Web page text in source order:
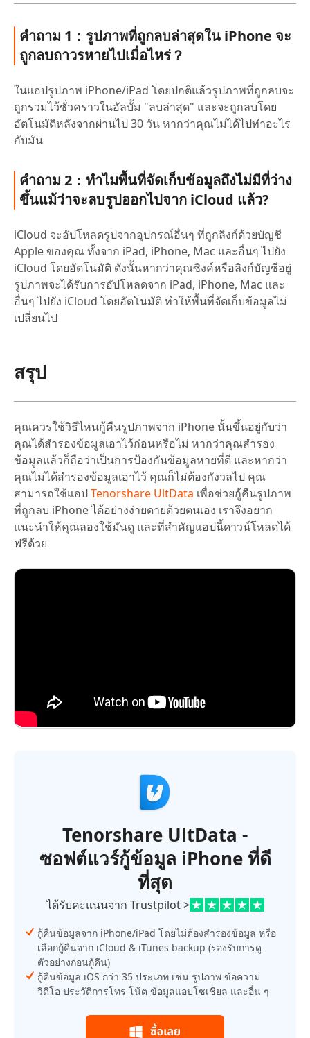
คำถาม 1：รูปภาพที่ถูกลบล่าสุดใน iPhone จะ
ถูกลบถาวรหายไปเมื่อไหร่？
ในแอปรูปภาพ iPhone/iPad โดยปกติแล้วรูปภาพที่ถูกลบจะ
ถูกรวมไว้ชั่วคราวในอัลบั้ม "ลบล่าสุด" และจะถูกลบโดย
อัตโนมัติหลังจากผ่านไป 30 วัน หากว่าคุณไม่ได้ไปทำอะไร
กับมัน
คำถาม 2：ทำไมพื้นที่จัดเก็บข้อมูลถึงไม่มีที่ว่าง
ขึ้นแม้ว่าจะลบรูปออกไปจาก iCloud แล้ว?
iCloud จะอัปโหลดรูปจากอุปกรณ์อื่นๆ ที่ถูกลิงก์ด้วยบัญชี
Apple ของคุณ ทั้งจาก iPad, iPhone, Mac และอื่นๆ ไปยัง
iCloud โดยอัตโนมัติ ดังนั้นหากว่าคุณซิงค์หรือลิงก์บัญชีอยู่
รูปภาพจะได้รับการอัปโหลดจาก iPad, iPhone, Mac และ
อื่นๆ ไปยัง iCloud โดยอัตโนมัติ ทำให้พื้นที่จัดเก็บข้อมูลไม่
เปลี่ยนไป
สรุป
คุณควรใช้วิธีไหนกู้คืนรูปภาพจาก iPhone นั้นขึ้นอยู่กับว่า
คุณได้สำรองข้อมูลเอาไว้ก่อนหรือไม่ หากว่าคุณสำรอง
ข้อมูลแล้วก็ถือว่าเป็นการป้องกันข้อมูลหายที่ดี และหากว่า
คุณไม่ได้สำรองข้อมูลเอาไว้ คุณก็ไม่ต้องกังวลไป คุณ
สามารถใช้แอปTenorshare UltData เพื่อช่วยกู้คืนรูปภาพ
ที่ถูกลบ iPhone ได้อย่างง่ายดายด้วยตนเอง เราจึงอยาก
แนะนำให้คุณลองใช้มันดู และที่สำคัญแอปนี้ดาวน์โหลดได้
ฟรีด้วย
Tenorshare UltData -
ซอฟต์แวร์กู้ข้อมูล iPhone ที่ดี
ที่สุด
ได้รับคะแนนจาก Trustpilot >
กู้คืนข้อมูลจาก iPhone/iPad โดยไม่ต้องสำรองข้อมูล หรือ
เลือกกู้คืนจาก iCloud & iTunes backup (รองรับการดู
ตัวอย่างก่อนกู้คืน)
กู้คืนข้อมูล iOS กว่า 35 ประเภท เช่น รูปภาพ ข้อความ
วิดีโอ ประวัติการโทร โน้ต ข้อมูลแอปโซเชียล และอื่น ๆ